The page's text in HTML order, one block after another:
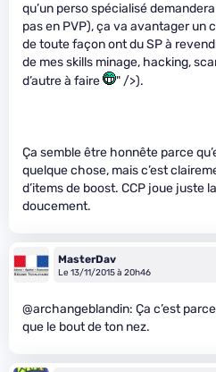
qu’un perso spécialisé
pas en PVP), ça va avantager un
de toute façon ont du SP à
de mes skills minage, hacking,
d’autre à faire
" />).
Ça semble être honnête parce
quelque chose, mais c’est
d’items de boost. CCP joue juste
doucement.
MasterDav
Le 13/11/2015 à 20h46
@archangeblandin: Ça c’est
que le bout de ton nez.